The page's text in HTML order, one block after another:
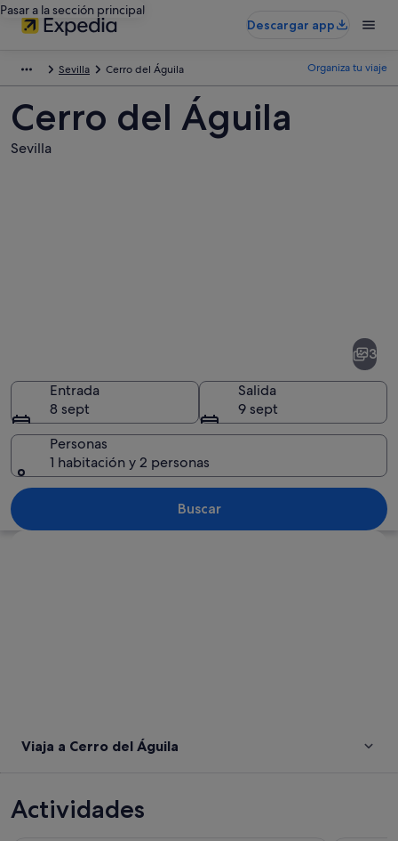
Pasar a la sección principal
Descargar app
Sevilla Cerro del Águila Organiza tu viaje
Cerro del Águila
Sevilla
Águila
Un parque con una estatua, árboles
3
Entrada
8 sept
Salida
9 sept
Personas
1 habitación y 2 personas
Buscar
Viaja a Cerro del Águila
Actividades